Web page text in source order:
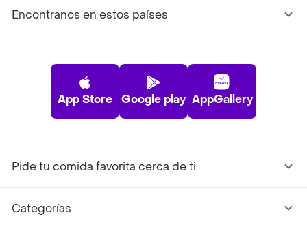
Encontranos en estos países
App Store Google play AppGallery
Pide tu comida favorita cerca de ti
Categorías